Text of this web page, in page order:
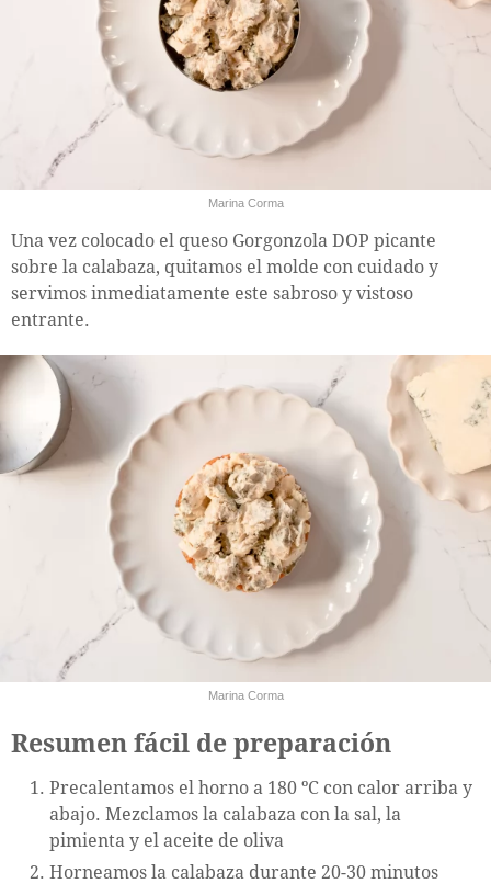
Marina Corma
Una vez colocado el queso Gorgonzola DOP picante
sobre la calabaza, quitamos el molde con cuidado y
servimos inmediatamente este sabroso y vistoso
entrante.
Marina Corma
Resumen fácil de preparación
Precalentamos el horno a 180 ºC con calor arriba y
abajo. Mezclamos la calabaza con la sal, la
pimienta y el aceite de oliva
Horneamos la calabaza durante 20-30 minutos